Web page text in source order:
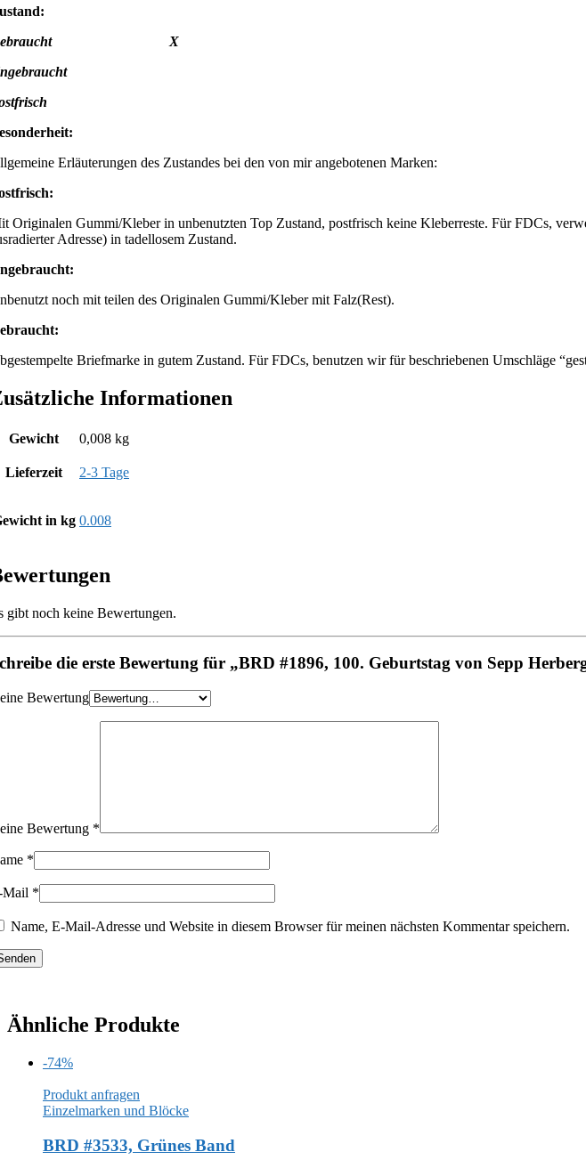
X
Erläuterungen des Zustandes bei den von mir angebotenen Marken:
Originalen Gummi/Kleber in unbenutzten Top Zustand, postfrisch keine Kleberreste. Für FDCs,
Adresse) in tadellosem Zustand.
noch mit teilen des Originalen Gummi/Kleber mit Falz(Rest).
Briefmarke in gutem Zustand. Für FDCs, benutzen wir für beschriebenen Umschläge
Informationen
Gewicht 0,008 kg
Lieferzeit 2-3 Tage
in kg 0.008
gibt noch keine Bewertungen.
die erste Bewertung für „BRD #1896, 100. Geburtstag von Sepp
Bewertung
Bewertung *
*
Mail *
Name, E-Mail-Adresse und Website in diesem Browser für meinen nächsten Kommentar speichern.
Ähnliche Produkte
-74%
Produkt anfragen
Einzelmarken und Blöcke
BRD #3533, Grünes Band